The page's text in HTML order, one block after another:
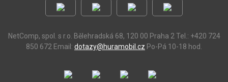
NetComp, spol. s r.o. Bělehradská 68, 120 00 Praha 2 Tel.: +420 724
850 672 Email: dotazy@huramobil.cz Po-Pá 10-18 hod.